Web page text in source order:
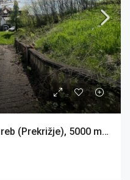
Građevinsko zemljište, Zagreb (Prekrižje), 5000 m2, 400 BRP